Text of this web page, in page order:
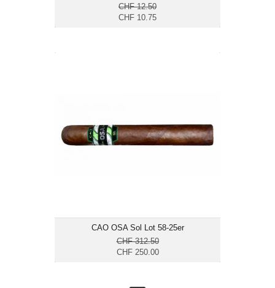
CHF 12.50
CHF 10.75
CAO OSA Sol Lot 58-25er
CHF 312.50
CHF 250.00
Ringmass: 58
Länge: 16.5